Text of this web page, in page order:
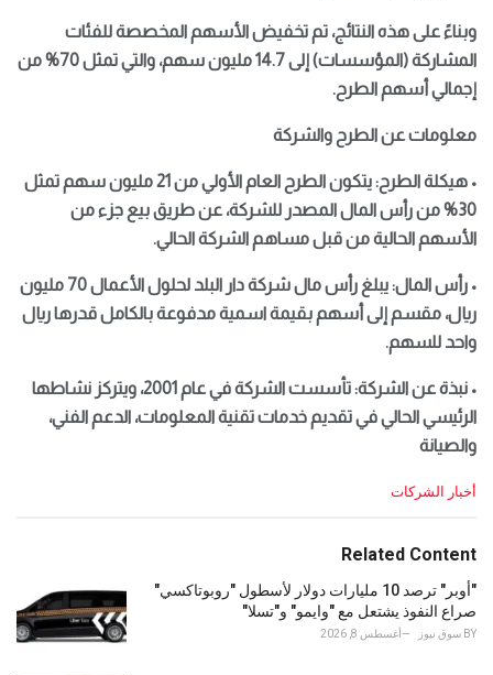
وبناءً على هذه النتائج، تم تخفيض الأسهم المخصصة للفئات
المشاركة (المؤسسات) إلى 14.7 مليون سهم، والتي تمثل 70% من
إجمالي أسهم الطرح.
معلومات عن الطرح والشركة
• هيكلة الطرح: يتكون الطرح العام الأولي من 21 مليون سهم تمثل
30% من رأس المال المصدر للشركة، عن طريق بيع جزء من
الأسهم الحالية من قبل مساهم الشركة الحالي.
• رأس المال: يبلغ رأس مال شركة دار البلد لحلول الأعمال 70 مليون
ريال، مقسم إلى أسهم بقيمة اسمية مدفوعة بالكامل قدرها ريال
واحد للسهم.
• نبذة عن الشركة: تأسست الشركة في عام 2001، ويتركز نشاطها
الرئيسي الحالي في تقديم خدمات تقنية المعلومات، الدعم الفني،
والصيانة
C
e
o
r
i
أخبار الشركات
Related Content
"أوبر" ترصد 10 مليارات دولار لأسطول "روبوتاكسي"
صراع النفوذ يشتعل مع "وايمو" و"تسلا"
BY سوق نيوز أغسطس 8, 2026